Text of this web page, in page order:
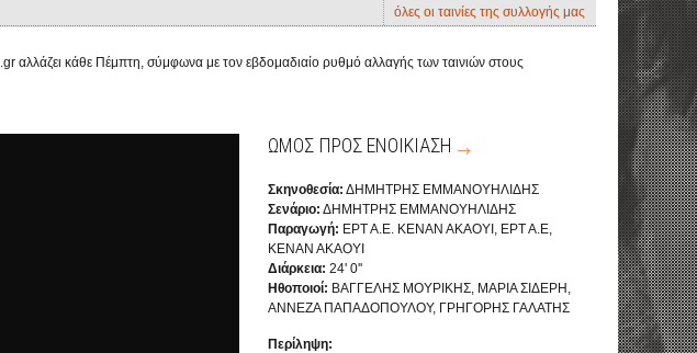
όλες οι ταινίες της συλλογής μας
αλλάζει κάθε Πέμπτη, σύμφωνα με τον εβδομαδιαίο ρυθμό αλλαγής των ταινιών στους
ΩΜΟΣ ΠΡΟΣ ΕΝΟΙΚΙΑΣΗ
Σκηνοθεσία: ΔΗΜΗΤΡΗΣ ΕΜΜΑΝΟΥΗΛΙΔΗΣ
Σενάριο: ΔΗΜΗΤΡΗΣ ΕΜΜΑΝΟΥΗΛΙΔΗΣ
Παραγωγή: ΕΡΤ Α.Ε. ΚΕΝΑΝ ΑΚΑΟΥΙ, ΕΡΤ Α.Ε,
ΚΕΝΑΝ ΑΚΑΟΥΙ
Διάρκεια: 24' 0''
Ηθοποιοί: ΒΑΓΓΕΛΗΣ ΜΟΥΡΙΚΗΣ, ΜΑΡΙΑ ΣΙΔΕΡΗ,
ΑΝΝΕΖΑ ΠΑΠΑΔΟΠΟΥΛΟΥ, ΓΡΗΓΟΡΗΣ ΓΑΛΑΤΗΣ
Περίληψη: